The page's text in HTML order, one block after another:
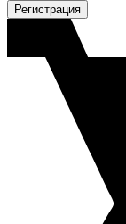
Регистрация